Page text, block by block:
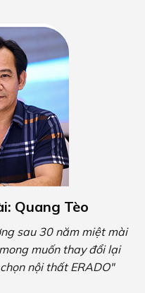
Quang Tèo
sau 30 năm miệt mài
muốn thay đổi lại
nội thất ERADO"